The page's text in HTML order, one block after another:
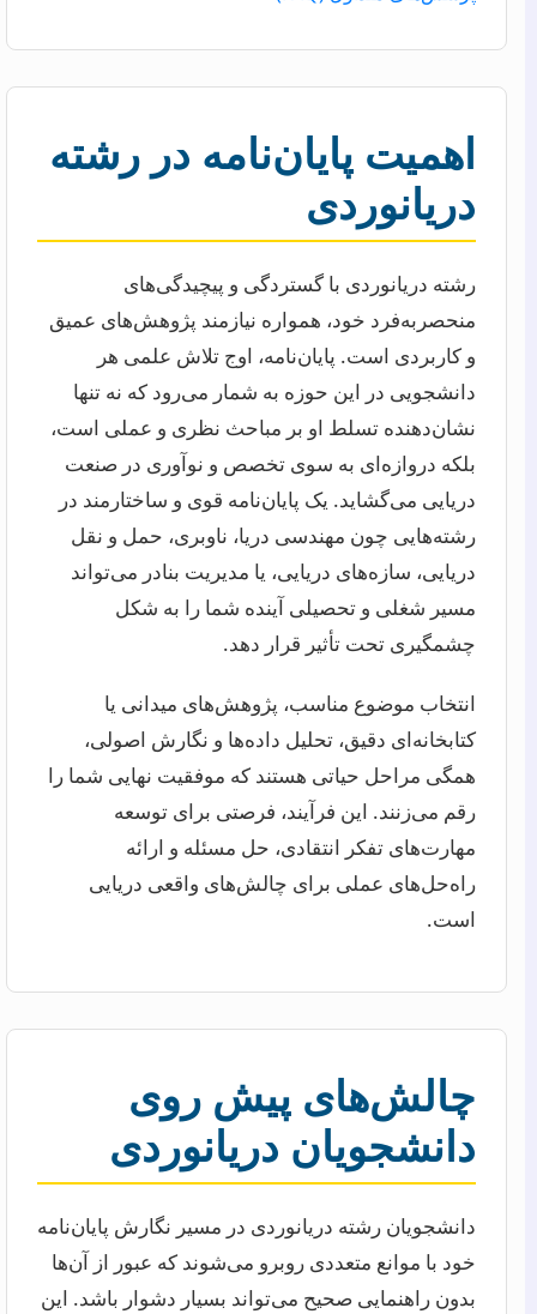
اهمیت پایان‌نامه در رشته
دریانوردی
رشته دریانوردی با گستردگی و پیچیدگی‌های
منحصربه‌فرد خود، همواره نیازمند پژوهش‌های عمیق
و کاربردی است. پایان‌نامه، اوج تلاش علمی هر
دانشجویی در این حوزه به شمار می‌رود که نه تنها
نشان‌دهنده تسلط او بر مباحث نظری و عملی است،
بلکه دروازه‌ای به سوی تخصص و نوآوری در صنعت
دریایی می‌گشاید. یک پایان‌نامه قوی و ساختارمند در
رشته‌هایی چون مهندسی دریا، ناوبری، حمل و نقل
دریایی، سازه‌های دریایی، یا مدیریت بنادر می‌تواند
مسیر شغلی و تحصیلی آینده شما را به شکل
چشمگیری تحت تأثیر قرار دهد.
انتخاب موضوع مناسب، پژوهش‌های میدانی یا
کتابخانه‌ای دقیق، تحلیل داده‌ها و نگارش اصولی،
همگی مراحل حیاتی هستند که موفقیت نهایی شما را
رقم می‌زنند. این فرآیند، فرصتی برای توسعه
مهارت‌های تفکر انتقادی، حل مسئله و ارائه
راه‌حل‌های عملی برای چالش‌های واقعی دریایی
است.
چالش‌های پیش روی
دانشجویان دریانوردی
دانشجویان رشته دریانوردی در مسیر نگارش پایان‌نامه
خود با موانع متعددی روبرو می‌شوند که عبور از آن‌ها
بدون راهنمایی صحیح می‌تواند بسیار دشوار باشد. این